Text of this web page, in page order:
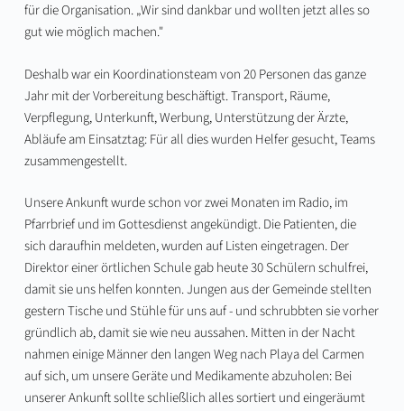
für die Organisation. „Wir sind dankbar und wollten jetzt alles so
gut wie möglich machen."
Deshalb war ein Koordinationsteam von 20 Personen das ganze
Jahr mit der Vorbereitung beschäftigt. Transport, Räume,
Verpflegung, Unterkunft, Werbung, Unterstützung der Ärzte,
Abläufe am Einsatztag: Für all dies wurden Helfer gesucht, Teams
zusammengestellt.
Unsere Ankunft wurde schon vor zwei Monaten im Radio, im
Pfarrbrief und im Gottesdienst angekündigt. Die Patienten, die
sich daraufhin meldeten, wurden auf Listen eingetragen. Der
Direktor einer örtlichen Schule gab heute 30 Schülern schulfrei,
damit sie uns helfen konnten. Jungen aus der Gemeinde stellten
gestern Tische und Stühle für uns auf - und schrubbten sie vorher
gründlich ab, damit sie wie neu aussahen. Mitten in der Nacht
nahmen einige Männer den langen Weg nach Playa del Carmen
auf sich, um unsere Geräte und Medikamente abzuholen: Bei
unserer Ankunft sollte schließlich alles sortiert und eingeräumt